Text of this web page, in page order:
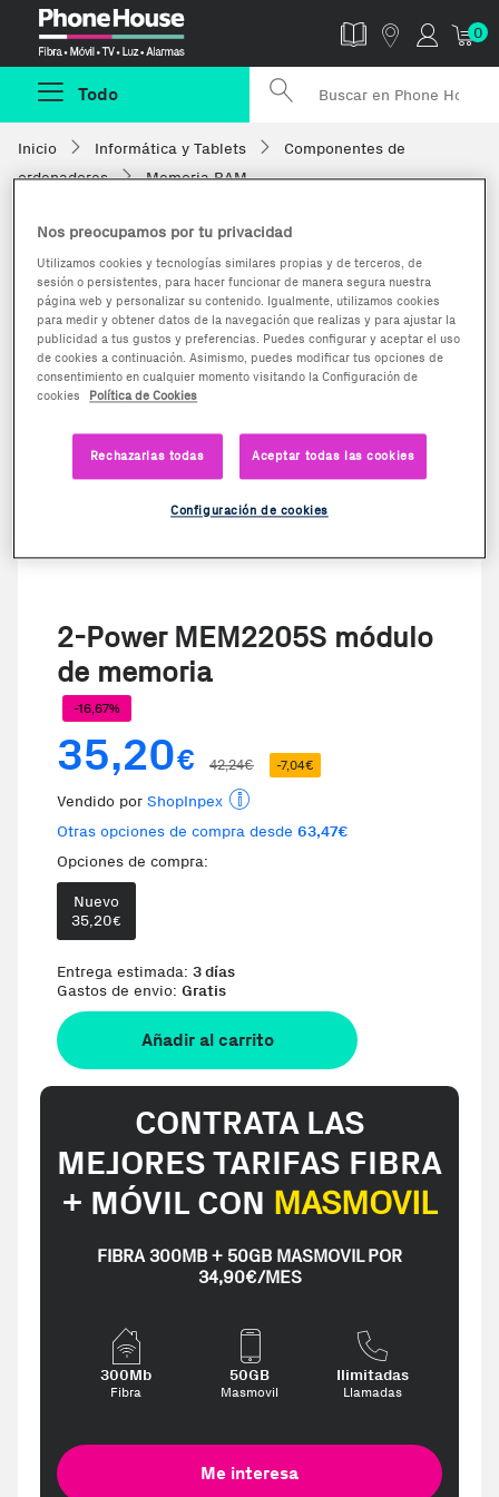
0
Todo
Inicio Informática y Tablets
Componentes de
ordenadores
Memoria RAM
2-Power MEM2205S módulo
de memoria
-16,67%
35,20€ 42,24€ -7,04€
Vendido por ShopInpex
Otras opciones de compra desde 63,47€
Opciones de compra:
Nuevo
35,20€
Entrega estimada: 3 días
Gastos de envio: Gratis
Añadir al carrito
CONTRATA LAS
MEJORES TARIFAS FIBRA
+ MÓVIL CON MASMOVIL
FIBRA 300MB + 50GB MASMOVIL POR
34,90€/MES
300Mb
Fibra
50GB
Masmovil
Ilimitadas
Llamadas
Me interesa
Nos preocupamos por tu privacidad
Utilizamos cookies y tecnologías similares propias y de terceros, de
sesión o persistentes, para hacer funcionar de manera segura nuestra
página web y personalizar su contenido. Igualmente, utilizamos cookies
para medir y obtener datos de la navegación que realizas y para ajustar la
publicidad a tus gustos y preferencias. Puedes configurar y aceptar el uso
de cookies a continuación. Asimismo, puedes modificar tus opciones de
consentimiento en cualquier momento visitando la Configuración de
cookies
Política de Cookies
Rechazarlas todas Aceptar todas las cookies
Configuración de cookies